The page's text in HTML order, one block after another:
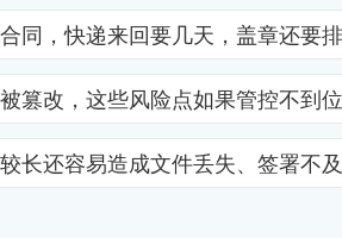
，快递来回要几天，盖章还
改，这些风险点如果管控不
容易造成文件丢失、签署